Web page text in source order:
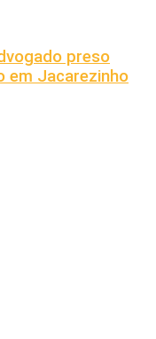
preso
em Jacarezinho